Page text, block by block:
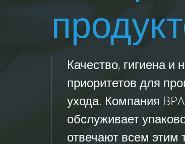
Качество, гигиена и
приоритетов для
ухода. Компания
обслуживает
отвечают всем